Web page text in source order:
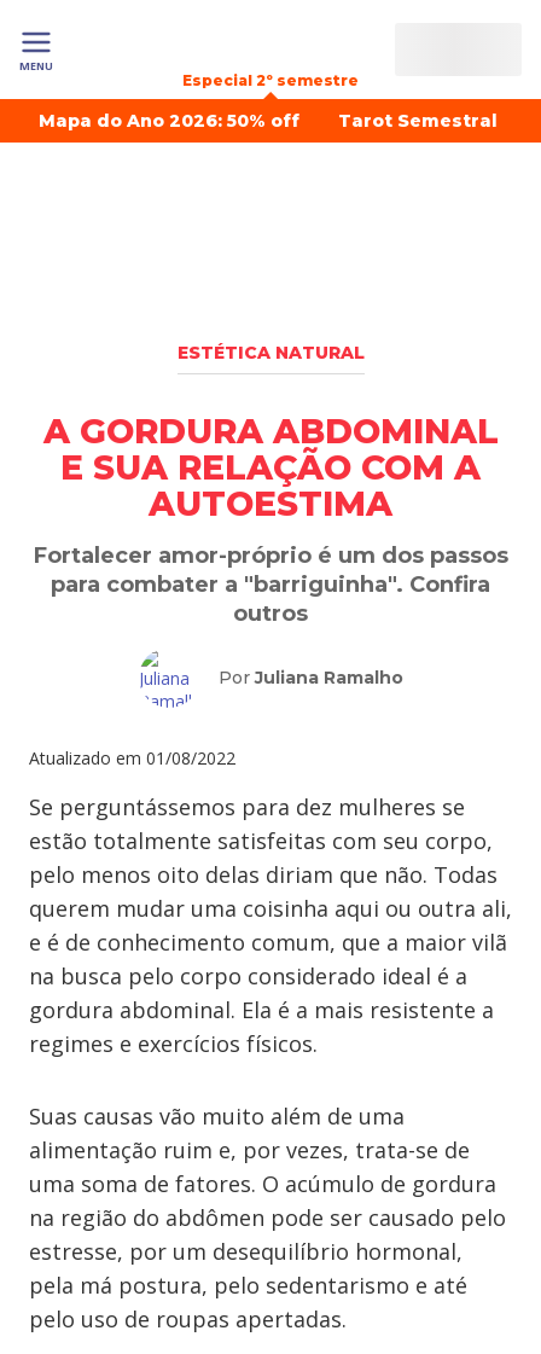
MENU
Especial 2º semestre
Mapa do Ano 2026: 50% off Tarot Semestral
ESTÉTICA NATURAL
A GORDURA ABDOMINAL
E SUA RELAÇÃO COM A
AUTOESTIMA
Fortalecer amor-próprio é um dos passos
para combater a "barriguinha". Confira
outros
Por Juliana Ramalho
Atualizado em 01/08/2022
Se perguntássemos para dez mulheres se
estão totalmente satisfeitas com seu corpo,
pelo menos oito delas diriam que não. Todas
querem mudar uma coisinha aqui ou outra ali,
e é de conhecimento comum, que a maior vilã
na busca pelo corpo considerado ideal é a
gordura abdominal. Ela é a mais resistente a
regimes e exercícios físicos.
Suas causas vão muito além de uma
alimentação ruim e, por vezes, trata-se de
uma soma de fatores. O acúmulo de gordura
na região do abdômen pode ser causado pelo
estresse, por um desequilíbrio hormonal,
pela má postura, pelo sedentarismo e até
pelo uso de roupas apertadas.